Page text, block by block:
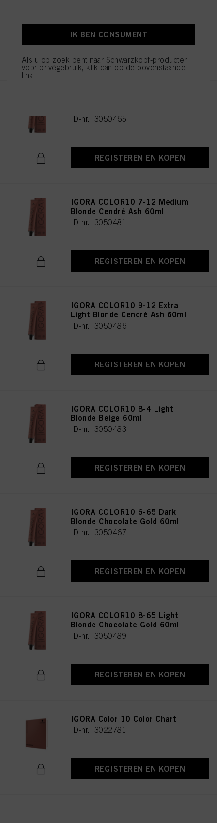
REGISTEREN EN KOPEN
ID-nr. 3050465
REGISTEREN EN KOPEN
IGORA COLOR10 7-12 Medium
Blonde Cendré Ash 60ml
ID-nr. 3050481
REGISTEREN EN KOPEN
IGORA COLOR10 9-12 Extra
Light Blonde Cendré Ash 60ml
ID-nr. 3050486
REGISTEREN EN KOPEN
IGORA COLOR10 8-4 Light
Blonde Beige 60ml
ID-nr. 3050483
REGISTEREN EN KOPEN
IGORA COLOR10 6-65 Dark
Blonde Chocolate Gold 60ml
ID-nr. 3050467
REGISTEREN EN KOPEN
IGORA COLOR10 8-65 Light
Blonde Chocolate Gold 60ml
ID-nr. 3050489
REGISTEREN EN KOPEN
IGORA Color 10 Color Chart
ID-nr. 3022781
REGISTEREN EN KOPEN
IK BEN CONSUMENT
Als u op zoek bent naar Schwarzkopf-producten
voor privégebruik, klik dan op de bovenstaande
link.